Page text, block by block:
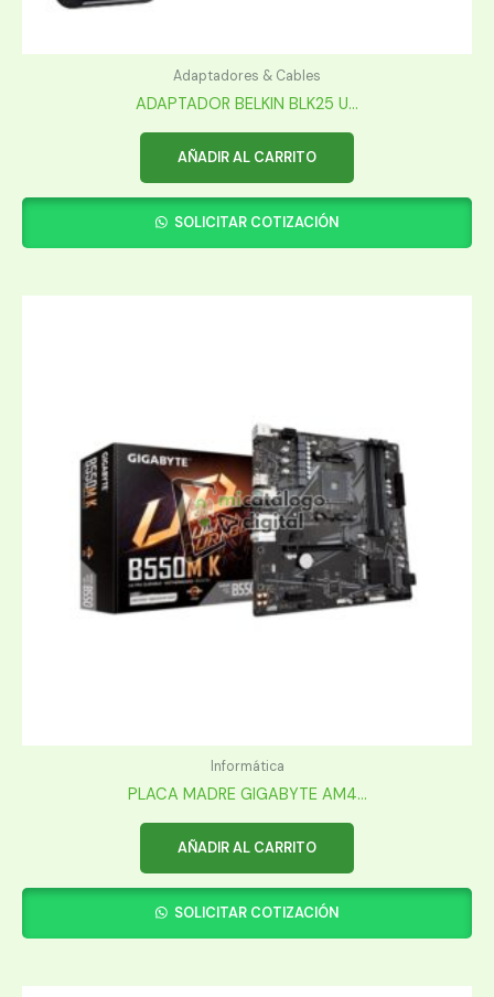
Adaptadores & Cables
ADAPTADOR BELKIN BLK25 U...
AÑADIR AL CARRITO
SOLICITAR COTIZACIÓN
Informática
PLACA MADRE GIGABYTE AM4...
AÑADIR AL CARRITO
SOLICITAR COTIZACIÓN